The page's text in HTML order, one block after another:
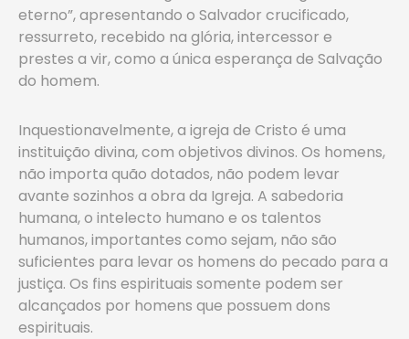
eterno”, apresentando o Salvador crucificado,
ressurreto, recebido na glória, intercessor e
prestes a vir, como a única esperança de Salvação
do homem.
Inquestionavelmente, a igreja de Cristo é uma
instituição divina, com objetivos divinos. Os homens,
não importa quão dotados, não podem levar
avante sozinhos a obra da Igreja. A sabedoria
humana, o intelecto humano e os talentos
humanos, importantes como sejam, não são
suficientes para levar os homens do pecado para a
justiça. Os fins espirituais somente podem ser
alcançados por homens que possuem dons
espirituais.